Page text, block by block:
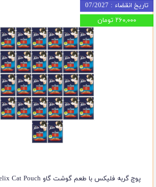
پوچ گربه فلیکس با طعم گوشت گاو Felix Cat Pouch بسته 26 عددی
تاریخ انقضاء : 07/2027
۲۶۰,۰۰۰ تومان